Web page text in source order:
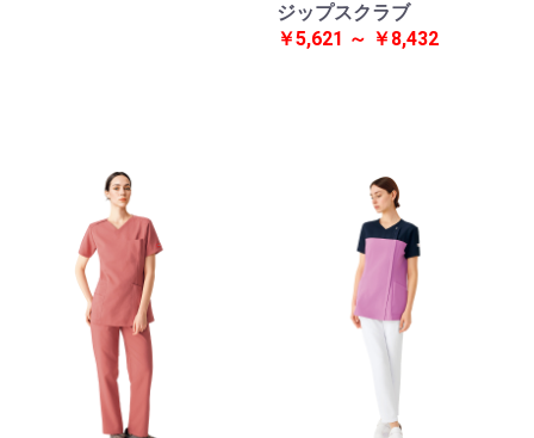
ジップスクラブ
￥5,621 ～ ￥8,432